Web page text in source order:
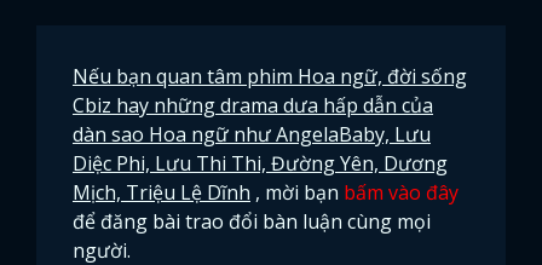
Nếu bạn quan tâm phim Hoa ngữ, đời sống
Cbiz hay những drama dưa hấp dẫn của
dàn sao Hoa ngữ như AngelaBaby, Lưu
Diệc Phi, Lưu Thi Thi, Đường Yên, Dương
Mịch, Triệu Lệ Dĩnh , mời bạn bấm vào đây
để đăng bài trao đổi bàn luận cùng mọi
người.